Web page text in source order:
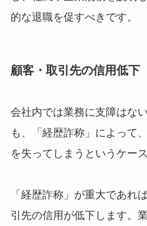
的な退職を促すべきです。
顧客・取引先の信用低下
会社内では業務に支障はな
も、「経歴詐称」によって
を失ってしまうというケー
「経歴詐称」が重大であれ
引先の信用が低下します。